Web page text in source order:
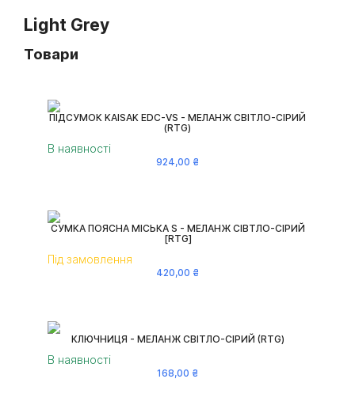
Light Grey
Товари
ПІДСУМОК KAISAK EDC-VS - МЕЛАНЖ СВІТЛО-СІРИЙ
(RTG)
В наявності
924,00 ₴
СУМКА ПОЯСНА МІСЬКА S - МЕЛАНЖ СІВТЛО-СІРИЙ
[RTG]
Під замовлення
420,00 ₴
КЛЮЧНИЦЯ - МЕЛАНЖ СВІТЛО-СІРИЙ (RTG)
В наявності
168,00 ₴